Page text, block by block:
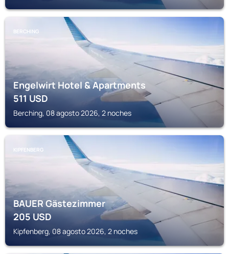
BERCHING
Engelwirt Hotel & Apartments
511USD
Berching, 08 agosto 2026, 2 noches
KIPFENBERG
BAUER Gästezimmer
205USD
Kipfenberg, 08 agosto 2026, 2 noches